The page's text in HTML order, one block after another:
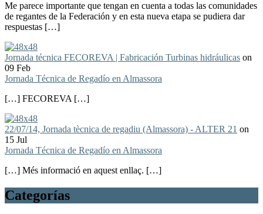
Me parece importante que tengan en cuenta a todas las comunidades
de regantes de la Federación y en esta nueva etapa se pudiera dar
respuestas […]
Jornada técnica FECOREVA | Fabricación Turbinas hidráulicas on
09 Feb
Jornada Técnica de Regadío en Almassora
[…] FECOREVA […]
22/07/14, Jornada tècnica de regadiu (Almassora) - ALTER 21 on
15 Jul
Jornada Técnica de Regadío en Almassora
[…] Més informació en aquest enllaç. […]
Categorías